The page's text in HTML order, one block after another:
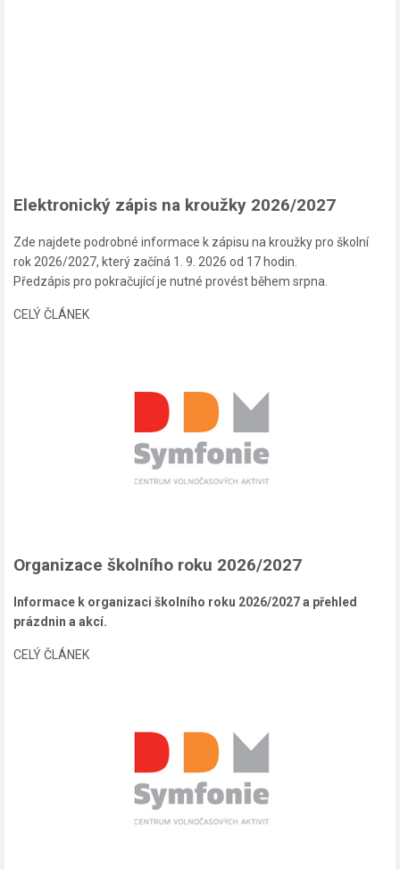
Elektronický zápis na kroužky 2026/2027
Zde najdete podrobné informace k zápisu na kroužky pro školní
rok 2026/2027, který začíná 1. 9. 2026 od 17 hodin.
Předzápis pro pokračující je nutné provést během srpna.
CELÝ ČLÁNEK
Organizace školního roku 2026/2027
Informace k organizaci školního roku 2026/2027 a přehled
prázdnin a akcí.
CELÝ ČLÁNEK